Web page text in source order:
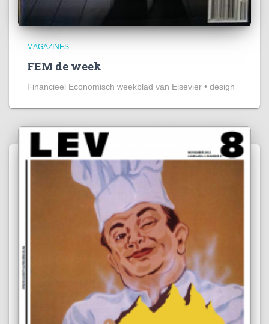
MAGAZINES
FEM de week
Financieel Economisch weekblad van Elsevier • design